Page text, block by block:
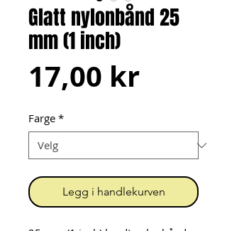
Glatt nylonbånd 25
mm (1 inch)
17,00 krPris
Farge *
Legg i handlekurven